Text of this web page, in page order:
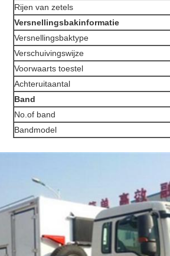
Rijen van zetels
Versnellingsbakinformatie
Versnellingsbaktype
Verschuivingswijze
Voorwaarts toestel
Achteruitaantal
Band
No.of band
Bandmodel